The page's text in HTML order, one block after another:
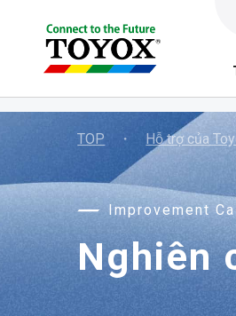
TOP ・ Hỗ trợ của
Improvement
Nghiên